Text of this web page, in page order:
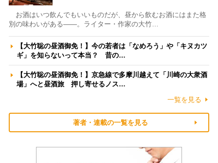
お酒はいつ飲んでもいいものだが、昼から飲むお酒にはまた格
別の味わいがある――。ライター・作家の大竹…
【大竹聡の昼酒御免！】今の若者は「なめろう」や「キヌカツ
ギ」を知らないって本当？ 昔の…
【大竹聡の昼酒御免！】京急線で多摩川越えて「川崎の大衆酒
場」へと昼酒旅 押し寄せるノス…
一覧を見る
著者・連載の一覧を見る